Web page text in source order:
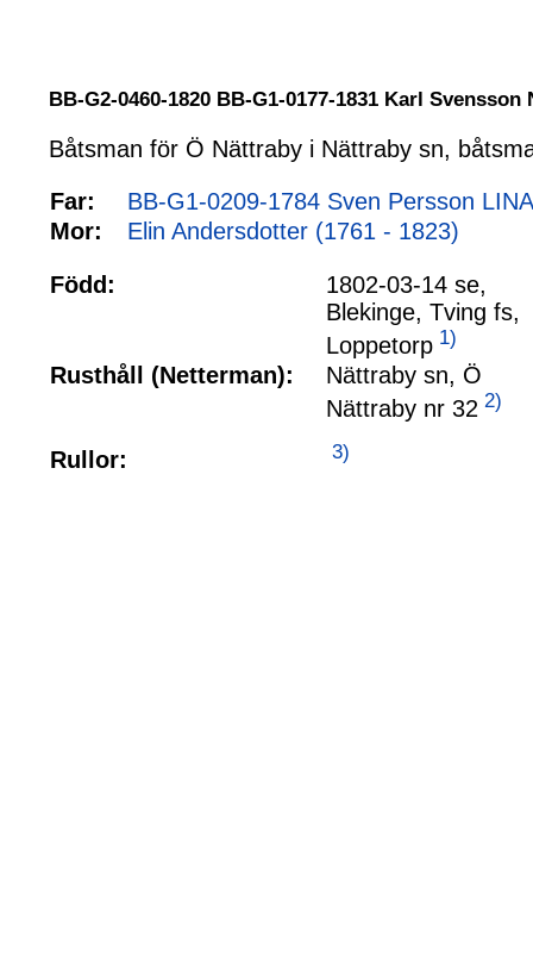
BB-G2-0460-1820 BB-G1-0177-1831 Karl Svensson
Båtsman för Ö Nättraby i Nättraby sn,
Far:
BB-G1-0209-1784 Sven Persson
Mor:
Elin Andersdotter (1761 - 1823)
Född:
1802-03-14 se,
Blekinge, Tving fs,
Loppetorp 1)
Rusthåll (Netterman):
Nättraby sn, Ö
Nättraby nr 32 2)
Rullor: 3)